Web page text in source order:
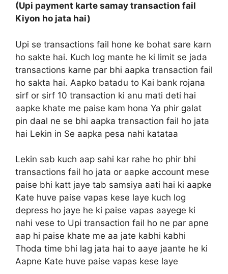
(Upi payment karte samay transaction fail
Kiyon ho jata hai)
Upi se transactions fail hone ke bohat sare karn
ho sakte hai. Kuch log mante he ki limit se jada
transactions karne par bhi aapka transaction fail
ho sakta hai. Aapko batadu to Kai bank rojana
sirf or sirf 10 transaction ki anu mati deti hai
aapke khate me paise kam hona Ya phir galat
pin daal ne se bhi aapka transaction fail ho jata
hai Lekin in Se aapka pesa nahi katataa
Lekin sab kuch aap sahi kar rahe ho phir bhi
transactions fail ho jata or aapke account mese
paise bhi katt jaye tab samsiya aati hai ki aapke
Kate huve paise vapas kese laye kuch log
depress ho jaye he ki paise vapas aayege ki
nahi vese to Upi transaction fail ho ne par apne
aap hi paise khate me aa jate kabhi kabhi
Thoda time bhi lag jata hai to aaye jaante he ki
Aapne Kate huve paise vapas kese laye